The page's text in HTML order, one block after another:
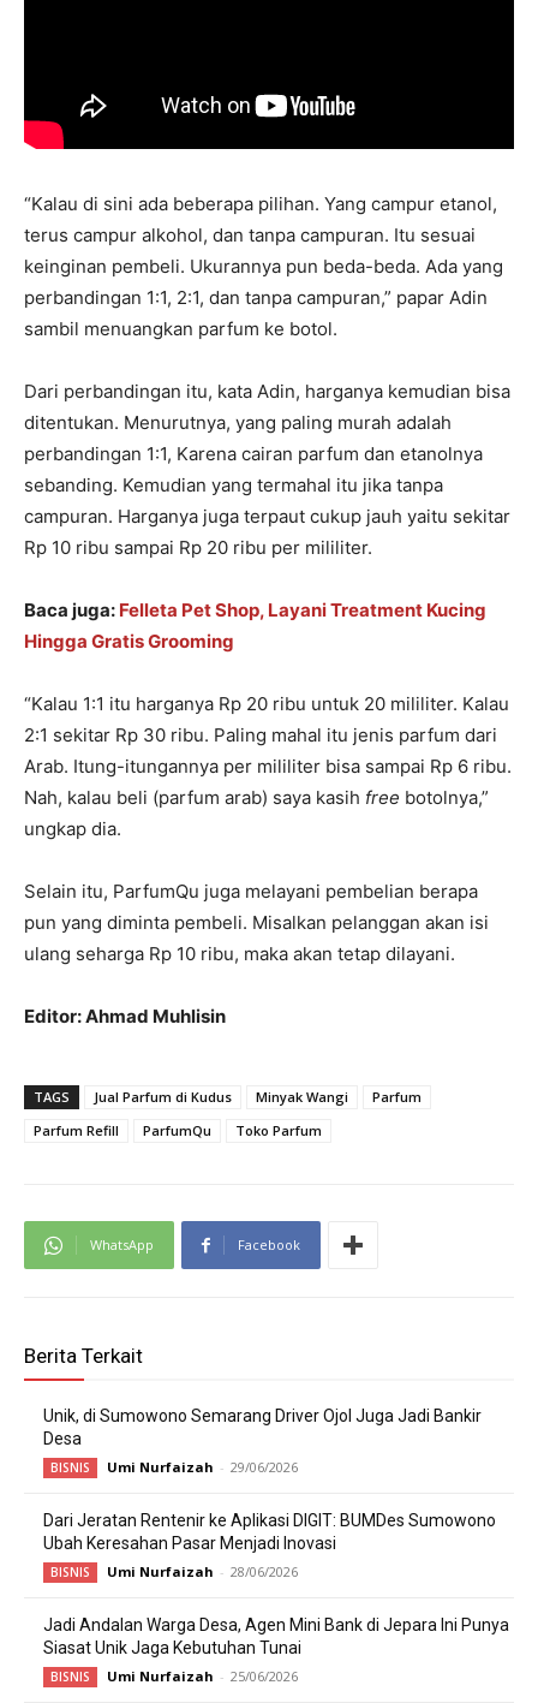
“Kalau di sini ada beberapa pilihan. Yang campur etanol,
terus campur alkohol, dan tanpa campuran. Itu sesuai
keinginan pembeli. Ukurannya pun beda-beda. Ada yang
perbandingan 1:1, 2:1, dan tanpa campuran,” papar Adin
sambil menuangkan parfum ke botol.
Dari perbandingan itu, kata Adin, harganya kemudian bisa
ditentukan. Menurutnya, yang paling murah adalah
perbandingan 1:1, Karena cairan parfum dan etanolnya
sebanding. Kemudian yang termahal itu jika tanpa
campuran. Harganya juga terpaut cukup jauh yaitu sekitar
Rp 10 ribu sampai Rp 20 ribu per mililiter.
Baca juga: Felleta Pet Shop, Layani Treatment Kucing
Hingga Gratis Grooming
“Kalau 1:1 itu harganya Rp 20 ribu untuk 20 mililiter. Kalau
2:1 sekitar Rp 30 ribu. Paling mahal itu jenis parfum dari
Arab. Itung-itungannya per mililiter bisa sampai Rp 6 ribu.
Nah, kalau beli (parfum arab) saya kasih free botolnya,”
ungkap dia.
Selain itu, ParfumQu juga melayani pembelian berapa
pun yang diminta pembeli. Misalkan pelanggan akan isi
ulang seharga Rp 10 ribu, maka akan tetap dilayani.
Editor: Ahmad Muhlisin
TAGS Jual Parfum di Kudus Minyak Wangi
Parfum
Parfum Refill
ParfumQu Toko Parfum
WhatsApp Facebook
Berita Terkait
Unik, di Sumowono Semarang Driver Ojol Juga Jadi Bankir
Desa
BISNIS Umi Nurfaizah - 29/06/2026
Dari Jeratan Rentenir ke Aplikasi DIGIT: BUMDes Sumowono
Ubah Keresahan Pasar Menjadi Inovasi
BISNIS Umi Nurfaizah - 28/06/2026
Jadi Andalan Warga Desa, Agen Mini Bank di Jepara Ini Punya
Siasat Unik Jaga Kebutuhan Tunai
BISNIS Umi Nurfaizah - 25/06/2026